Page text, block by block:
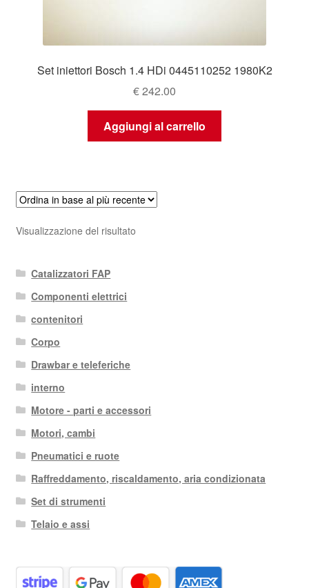
Set iniettori Bosch 1.4 HDi 0445110252 1980K2
€242.00
Aggiungi al carrello
Visualizzazione del risultato
Catalizzatori FAP
Componenti elettrici
contenitori
Corpo
Drawbar e teleferiche
interno
Motore - parti e accessori
Motori, cambi
Pneumatici e ruote
Raffreddamento, riscaldamento, aria condizionata
Set di strumenti
Telaio e assi